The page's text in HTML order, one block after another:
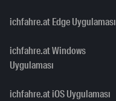
ichfahre.at Edge Uygulaması
ichfahre.at Windows
Uygulaması
ichfahre.at iOS Uygulaması